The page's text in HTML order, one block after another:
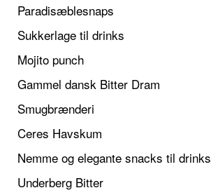
Paradisæblesnaps
Sukkerlage til drinks
Mojito punch
Gammel dansk Bitter Dram
Smugbrænderi
Ceres Havskum
Nemme og elegante snacks til drinks
Underberg Bitter